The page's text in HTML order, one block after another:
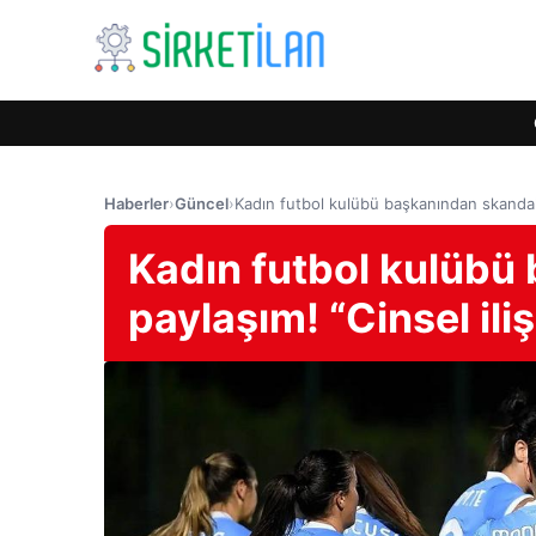
Haberler›Güncel›Kadın futbol kulübü başkanından
Kadın futbol kulübü
paylaşım! “Cinsel